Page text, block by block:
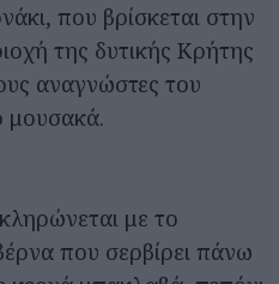
που βρίσκεται στην
της δυτικής Κρήτης
αναγνώστες του
μουσακά.
με το
που σερβίρει πάνω